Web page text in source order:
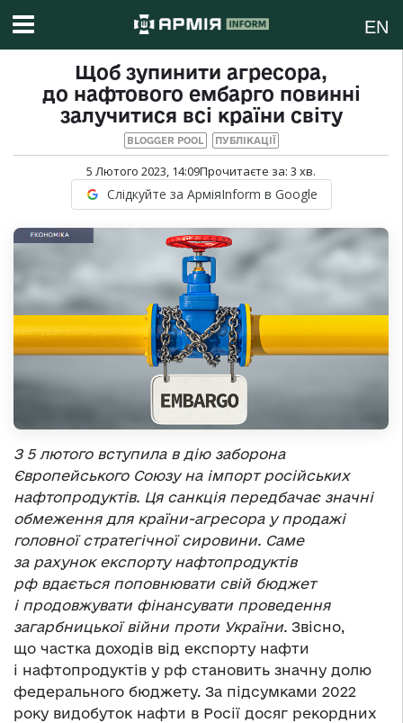
EN
Щоб зупинити агресора,
до нафтового ембарго повинні
залучитися всі країни світу
BLOGGER POOL ПУБЛІКАЦІЇ
5 Лютого 2023, 14:09Прочитаєте за: 3 хв.
Слідкуйте за АрміяInform в Google
З 5 лютого вступила в дію заборона
Європейського Союзу на імпорт російських
нафтопродуктів. Ця санкція передбачає значні
обмеження для країни-агресора у продажі
головної стратегічної сировини. Саме
за рахунок експорту нафтопродуктів
рф вдається поповнювати свій бюджет
і продовжувати фінансувати проведення
загарбницької війни проти України. Звісно,
що частка доходів від експорту нафти
і нафтопродуктів у рф становить значну долю
федерального бюджету. За підсумками 2022
року видобуток нафти в Росії досяг рекордних